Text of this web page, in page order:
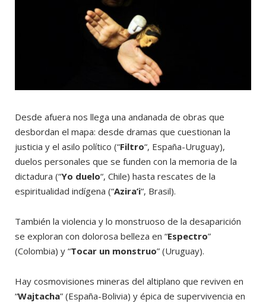
Desde afuera nos llega una andanada de obras que
desbordan el mapa: desde dramas que cuestionan la
justicia y el asilo político (“Filtro“, España-Uruguay),
duelos personales que se funden con la memoria de la
dictadura (“Yo duelo“, Chile) hasta rescates de la
espiritualidad indígena (“Azira’i“, Brasil).
También la violencia y lo monstruoso de la desaparición
se exploran con dolorosa belleza en “Espectro”
(Colombia) y “Tocar un monstruo” (Uruguay).
Hay cosmovisiones mineras del altiplano que reviven en
“Wajtacha” (España-Bolivia) y épica de supervivencia en